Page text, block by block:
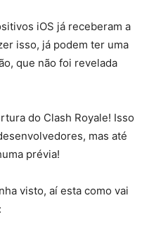
iOS já receberam a
isso, já podem ter uma
que não foi revelada
do Clash Royale! Isso
mas até
prévia!
visto, aí esta como vai